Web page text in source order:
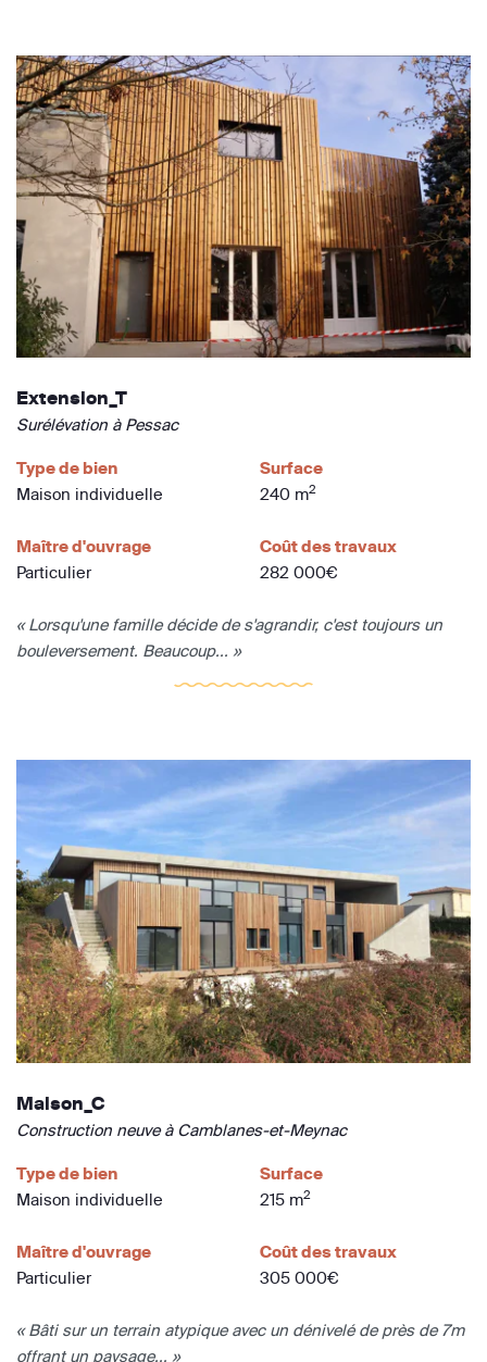
Extension_T
Surélévation à Pessac
Type de bien
Maison individuelle
Surface
240 m2
Maître d'ouvrage
Particulier
Coût des travaux
282 000€
« Lorsqu'une famille décide de s'agrandir, c'est toujours un
bouleversement. Beaucoup... »
Maison_C
Construction neuve à Camblanes-et-Meynac
Type de bien
Maison individuelle
Surface
215 m2
Maître d'ouvrage
Particulier
Coût des travaux
305 000€
« Bâti sur un terrain atypique avec un dénivelé de près de 7m
offrant un paysage... »